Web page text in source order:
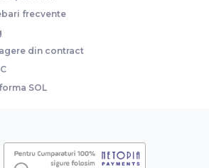
frecvente
din contract
SOL